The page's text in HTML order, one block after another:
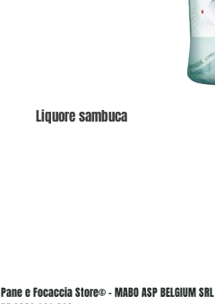
Liquore sambuca
Pane e Focaccia Store© - MABO ASP BELGIUM SRL